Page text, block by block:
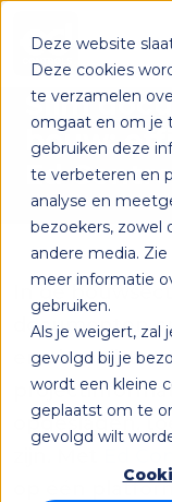
Deze website
Deze cookies
te verzamelen
omgaat en om je
gebruiken deze
te verbeteren en
analyse en
bezoekers, zowel
andere media.
meer informatie
gebruiken.
Als je weigert, zal
gevolgd bij je
wordt een kleine
geplaatst om te
gevolgd wilt
Slim
bouw:
Ed
In de
documenten
en checklists
opgeslagen,
op één